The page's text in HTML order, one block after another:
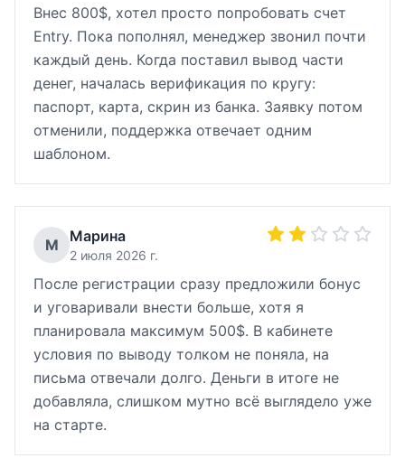
Внес 800$, хотел просто попробовать счет
Entry. Пока пополнял, менеджер звонил почти
каждый день. Когда поставил вывод части
денег, началась верификация по кругу:
паспорт, карта, скрин из банка. Заявку потом
отменили, поддержка отвечает одним
шаблоном.
М Марина
2 июля 2026 г.
После регистрации сразу предложили бонус
и уговаривали внести больше, хотя я
планировала максимум 500$. В кабинете
условия по выводу толком не поняла, на
письма отвечали долго. Деньги в итоге не
добавляла, слишком мутно всё выглядело уже
на старте.